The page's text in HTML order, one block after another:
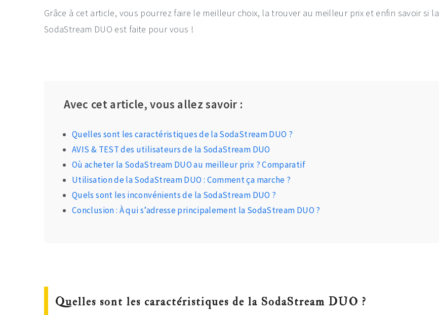
Grâce à cet article, vous pourrez faire le meilleur choix, la trouver au meilleur prix et enfin savoir si la
SodaStream DUO est faite pour vous !
Avec cet article, vous allez savoir :
Quelles sont les caractéristiques de la SodaStream DUO ?
AVIS & TEST des utilisateurs de la SodaStream DUO
Où acheter la SodaStream DUO au meilleur prix ? Comparatif
Utilisation de la SodaStream DUO : Comment ça marche ?
Quels sont les inconvénients de la SodaStream DUO ?
Conclusion : À qui s’adresse principalement la SodaStream DUO ?
Quelles sont les caractéristiques de la SodaStream DUO ?